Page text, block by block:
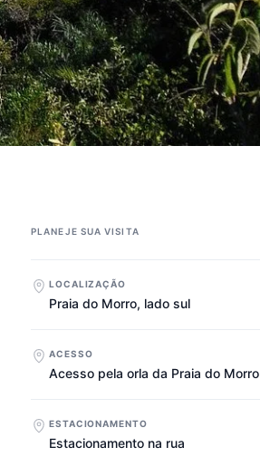
PLANEJE SUA VISITA
LOCALIZAÇÃO
Praia do Morro, lado sul
ACESSO
Acesso pela orla da Praia do Morro
ESTACIONAMENTO
Estacionamento na rua